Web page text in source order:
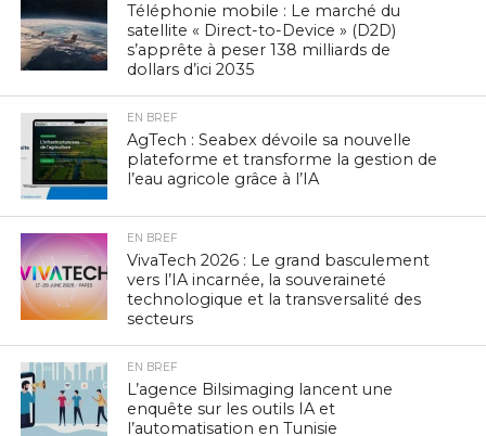
Téléphonie mobile : Le marché du
satellite « Direct-to-Device » (D2D)
s’apprête à peser 138 milliards de
dollars d’ici 2035
EN BREF
AgTech : Seabex dévoile sa nouvelle
plateforme et transforme la gestion de
l’eau agricole grâce à l’IA
EN BREF
VivaTech 2026 : Le grand basculement
vers l’IA incarnée, la souveraineté
technologique et la transversalité des
secteurs
EN BREF
L’agence Bilsimaging lancent une
enquête sur les outils IA et
l’automatisation en Tunisie